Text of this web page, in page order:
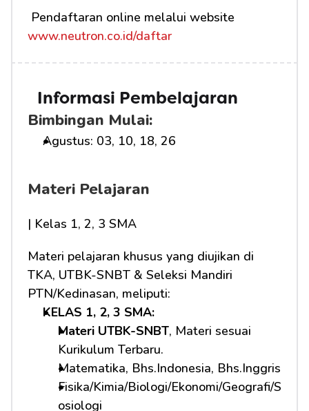
www.neutron.co.id/daftar
Informasi Pembelajaran
Bimbingan Mulai:
Agustus: 03, 10, 18, 26
Materi Pelajaran
| Kelas 1, 2, 3 SMA
Materi pelajaran khusus yang diujikan di
TKA, UTBK-SNBT & Seleksi Mandiri
PTN/Kedinasan, meliputi:
KELAS 1, 2, 3 SMA:
Materi UTBK-SNBT, Materi sesuai
Kurikulum Terbaru.
Matematika, Bhs.Indonesia, Bhs.Inggris
Fisika/Kimia/Biologi/Ekonomi/Geografi/S
osiologi